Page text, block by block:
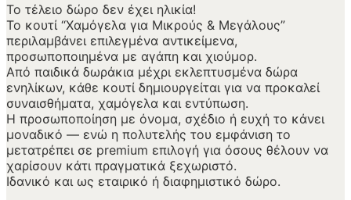
Το τέλειο δώρο δεν έχει ηλικία!
Το κουτί “Χαμόγελα για Μικρούς & Μεγάλους”
περιλαμβάνει επιλεγμένα αντικείμενα,
προσωποποιημένα με αγάπη και χιούμορ.
Από παιδικά δωράκια μέχρι εκλεπτυσμένα δώρα
ενηλίκων, κάθε κουτί δημιουργείται για να προκαλεί
συναισθήματα, χαμόγελα και εντύπωση.
Η προσωποποίηση με όνομα, σχέδιο ή ευχή το κάνει
μοναδικό — ενώ η πολυτελής του εμφάνιση το
μετατρέπει σε premium επιλογή για όσους θέλουν να
χαρίσουν κάτι πραγματικά ξεχωριστό.
Ιδανικό και ως εταιρικό ή διαφημιστικό δώρο.